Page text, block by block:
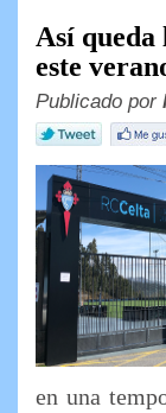
Así
este
Publicado por
en una